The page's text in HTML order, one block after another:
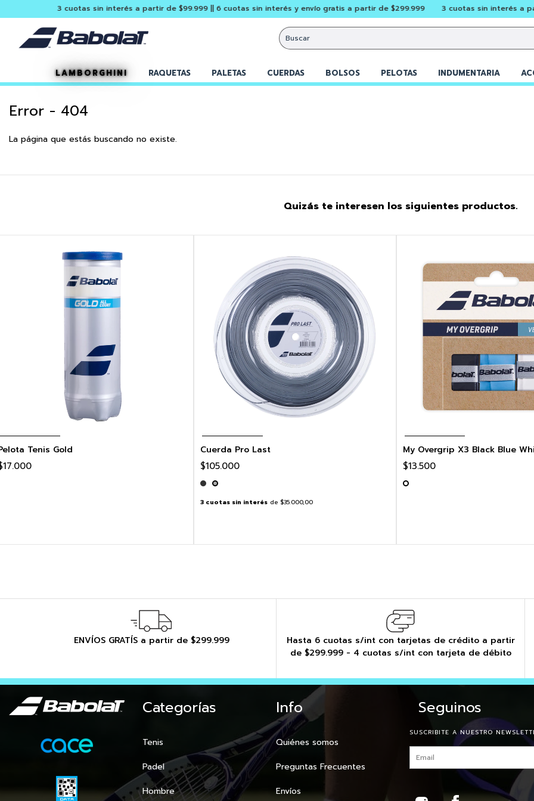
3 cuotas sin interés a partir de $99.999 || 6 cuotas sin interés y envío gratis a partir de $299.999 3 cuotas sin interés a partir
LAMBORGHINI RAQUETAS PALETAS CUERDAS BOLSOS PELOTAS INDUMENTARIA
Error - 404
La página que estás buscando no existe.
Quizás te interesen los siguientes productos.
Tenis Gold Cuerda Pro Last
$105.000
3cuotas sin interésde $35.000,00
My Overgrip X3 Black Blue
$13.500
ENVÍOS GRATÍS a partir de $299.999
Hasta 6 cuotas s/int con tarjetas de crédito a partir
de $299.999 - 4 cuotas s/int con tarjeta de débito
Categorías
Tenis
Padel
Hombre
Info
Quiénes somos
Preguntas Frecuentes
Envíos
Seguinos
SUSCRIBITE A NUESTRO